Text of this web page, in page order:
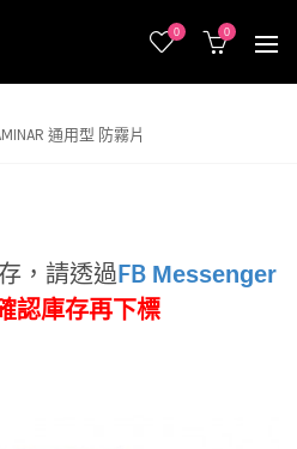
0 0
通用型 防霧片
， 請透過 FB Messenger
認庫存再下標